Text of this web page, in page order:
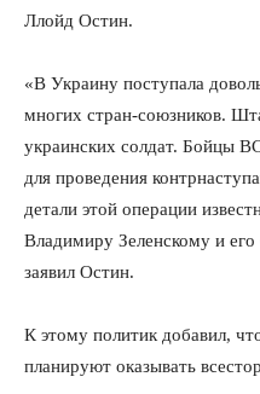
Ллойд Остин.
«В Украину поступала
многих стран-союзников.
украинских солдат. Бойцы
для проведения
детали этой операции
Владимиру Зеленскому и
заявил Остин.
К этому политик добавил,
планируют оказывать